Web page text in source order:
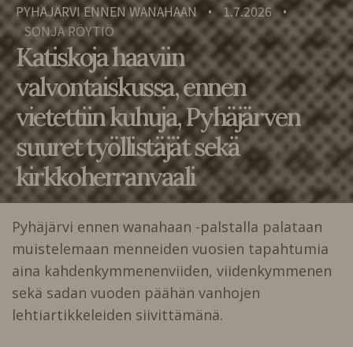
PYHÄJÄRVI ENNEN WANAHAAN • 1.7.2026 •
SONJA RÖYTIÖ
Katiskoja haaviin
valvontaiskussa, ennen
vietettiin kuhuja, Pyhäjärven
suuret työllistäjät sekä
kirkkoherranvaali
Pyhäjärvi ennen wanahaan -palstalla palataan
muistelemaan menneiden vuosien tapahtumia
aina kahdenkymmenenviiden, viidenkymmenen
sekä sadan vuoden päähän vanhojen
lehtiartikkeleiden siivittämänä.